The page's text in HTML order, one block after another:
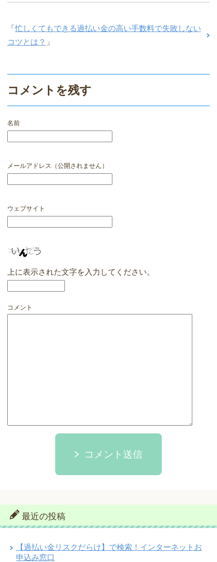
「忙しくてもできる過払い金の高い手数料で失敗しない
コツとは？ 」
コメントを残す
名前
メールアドレス（公開されません）
ウェブサイト
上に表示された文字を入力してください。
コメント
コメント送信
最近の投稿
【過払い金リスクだらけ】で検索！インターネットお
申込み窓口